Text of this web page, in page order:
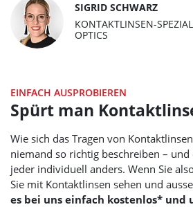
SIGRID SCHWARZ
KONTAKTLINSEN-
OPTICS
EINFACH AUSPROBIEREN
Spürt man
Wie sich das Tragen von
niemand so richtig beschreiben –
jeder individuell anders. Wenn Sie
Sie mit Kontaktlinsen sehen und
es bei uns einfach kostenlos* und